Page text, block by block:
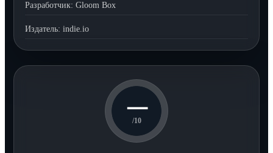
Разработчик: Gloom Box
Издатель: indie.io
—
/10